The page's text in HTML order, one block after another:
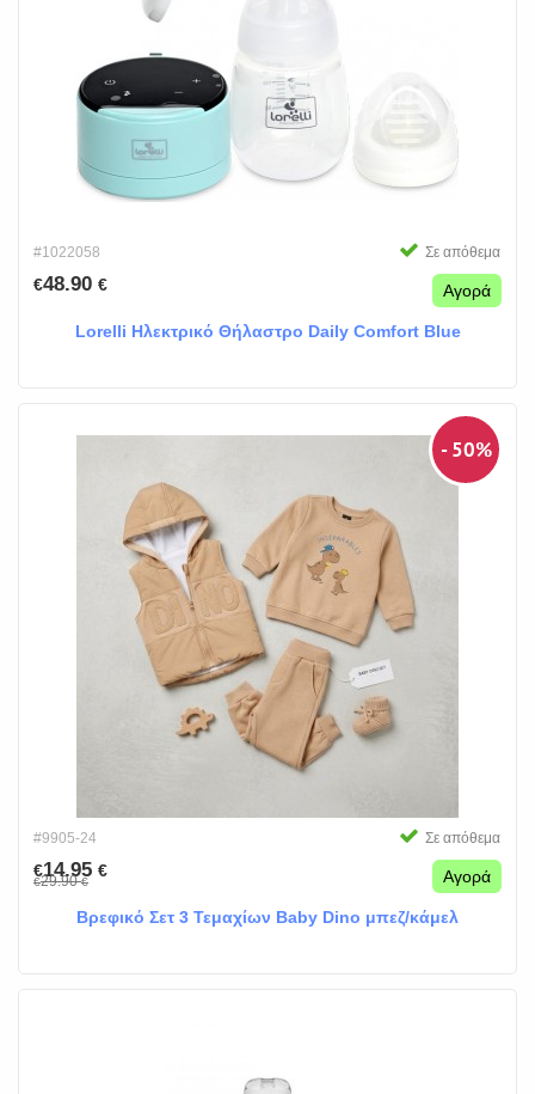
#1022058 Σε απόθεμα
€48.90 € Αγορά
Lorelli Ηλεκτρικό Θήλαστρο Daily Comfort Blue
- 50%
#9905-24 Σε απόθεμα
€14.95 €
€29.90€ Αγορά
Βρεφικό Σετ 3 Τεμαχίων Baby Dino μπεζ/κάμελ